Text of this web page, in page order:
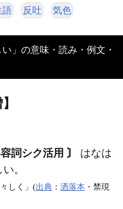
語 反吐 気色
詞シク活用 〙
はなは
。
々しく」(出典 ： 洒落本 ・禁現